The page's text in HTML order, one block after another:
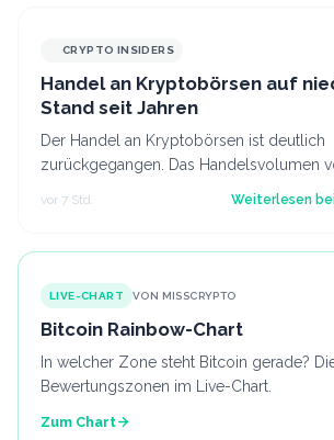
CRYPTO INSIDERS
Handel an Kryptobörsen auf
Stand seit Jahren
Der Handel an Kryptobörsen ist deutlich
zurückgegangen. Das Handelsvolumen
befindet sich inzwischen auf einem
vor 7 Std. Weiterlesen
LIVE-CHART VON MISSCRYPTO
Bitcoin Rainbow-Chart
In welcher Zone steht Bitcoin gerade?
Bewertungszonen im Live-Chart.
Zum Chart